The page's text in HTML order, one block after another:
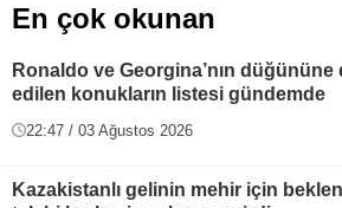
En çok okunan
Ronaldo ve Georgina’nın düğününe
edilen konukların listesi gündemde
22:47 / 03 Ağustos 2026
Kazakistanlı gelinin mehir için